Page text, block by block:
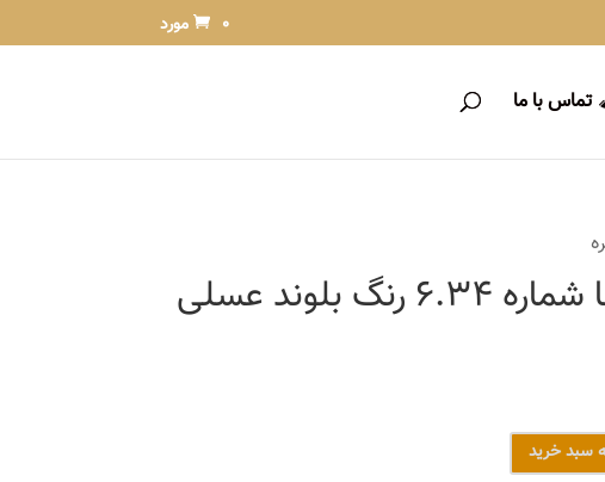
0 مورد
تماس با ما
رنگ مو آتوسا شماره 6.34 رنگ بلوند عسلی
سبد خرید